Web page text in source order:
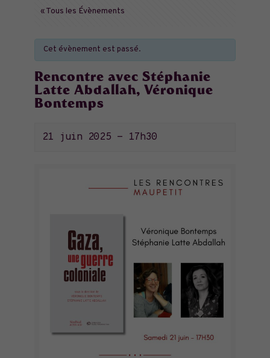
« Tous les Évènements
Cet évènement est passé.
Rencontre avec Stéphanie
Latte Abdallah, Véronique
Bontemps
21 juin 2025 - 17h30